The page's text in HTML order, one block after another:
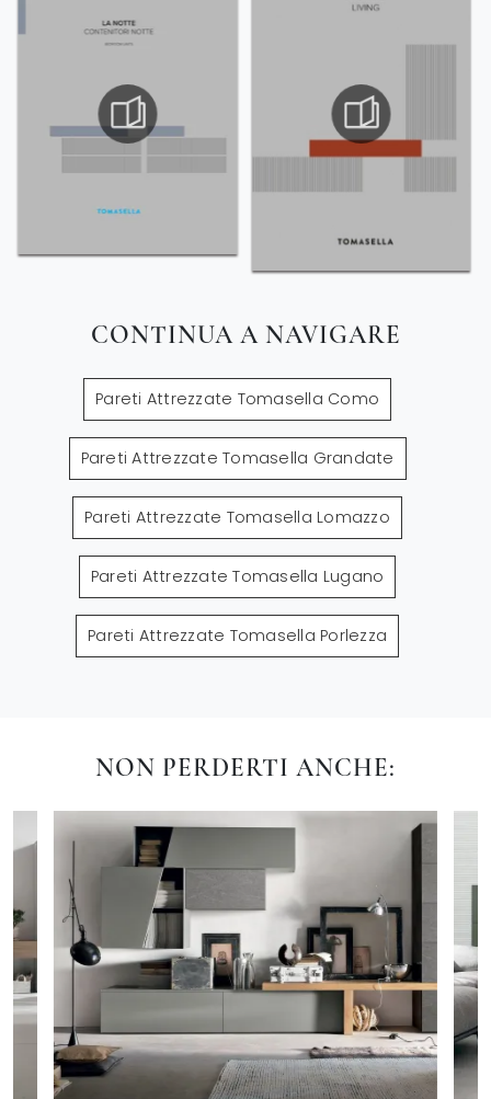
CONTINUA A NAVIGARE
Pareti Attrezzate Tomasella Como
Pareti Attrezzate Tomasella Grandate
Pareti Attrezzate Tomasella Lomazzo
Pareti Attrezzate Tomasella Lugano
Pareti Attrezzate Tomasella Porlezza
NON PERDERTI ANCHE: